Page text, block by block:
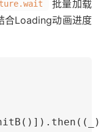
批量加载
合Loading动画进度